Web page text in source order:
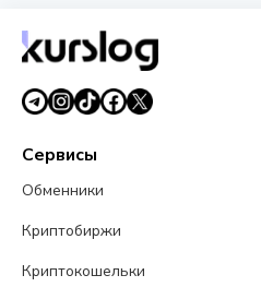
1 августа 2026 г.3 мин чтения
Сервисы
Обменники
Криптобиржи
Криптокошельки